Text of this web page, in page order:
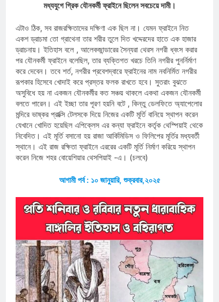
মধ্যযুগে গ্রিক যৌনকর্মী ফ্রাইনে ছিলেন সবচেয়ে দামী।
এটাও ঠিক, সব রাজরক্ষিতাদের দক্ষিণা এক ছিল না। যেমন ফ্রাইনে নিত
একশ ড্রাচমা তো গ্রাথেনা তার শরীর তুলে দিত খদ্দেরদের হাতে এক হাজার
ড্রাচনায়। ইতিহাস বলে , আলেকজান্ডারের সৈন্যরা থেরস নগরী ধ্বংস করার
পর যৌনকর্মী ফ্রাইনে বলেছিল, তার ব্যক্তিগত খরচে তিনি নগরীর পুনর্নির্মাণ
করে দেবেন। তবে শর্ত, নগরীর প্রবেশদ্বারে ফ্রাইনের নাম নবনির্মিত নগরীর
রূপকার হিসেবে খোদাই করে প্রস্তর ফলক রাখতে হবে। সুতরাং বুঝতে
অসুবিধে হয় না একজন যৌনকর্মীর কত সঞ্চয় থাকলে একথা একজন যৌনকর্মী
বলতে পারেন। এই ইচ্ছা তার পূরণ হয়নি বটে , কিন্তু ডেলফিতে অ্যাপেলোর
মন্দিরে ভাষ্কর প্রাক্সি টেলসকে দিয়ে নিজের একটি মূর্তি বানিয়ে স্থাপন করেন
যেখানে খোদিত হয়েছিল এপিক্লেস এর কন্যা ফ্রাইনে কর্তৃক থেস্পিয়াই থেকে
নিবেদিত। এই মূর্তি বসানো হয় রাজা আর্কিমিডিস ও ফিলিপের মূর্তির মধ্যবর্তী
স্থানে। এই রাজ রক্ষিতা ফ্রাইনে এররের একটি মূর্তি নির্মাণ করিয়ে স্থাপন
করেন নিজে শহর বোয়েশিয়ার থেসপিয়াই -এ। (চলবে)
আগামী পর্ব : ১০ জানুয়ারি, শুক্রবার,২০২৫